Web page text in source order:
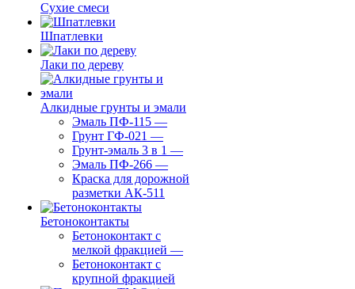
Сухие смеси
Шпатлевки
Лаки по дереву
Алкидные грунты и эмали
Эмаль ПФ-115 —
Грунт ГФ-021 —
Грунт-эмаль 3 в 1 —
Эмаль ПФ-266 —
Краска для дорожной
разметки АК-511
Бетоноконтакты
Бетоноконтакт с
мелкой фракцией —
Бетоноконтакт с
крупной фракцией